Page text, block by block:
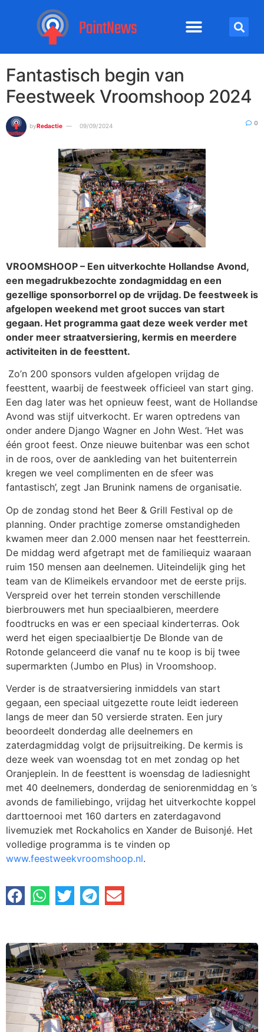
Fantastisch begin van
Feestweek Vroomshoop 2024
byRedactie 09/09/2024 0
VROOMSHOOP – Een uitverkochte Hollandse Avond,
een megadrukbezochte zondagmiddag en een
gezellige sponsorborrel op de vrijdag. De feestweek is
afgelopen weekend met groot succes van start
gegaan. Het programma gaat deze week verder met
onder meer straatversiering, kermis en meerdere
activiteiten in de feesttent.
Zo’n 200 sponsors vulden afgelopen vrijdag de
feesttent, waarbij de feestweek officieel van start ging.
Een dag later was het opnieuw feest, want de Hollandse
Avond was stijf uitverkocht. Er waren optredens van
onder andere Django Wagner en John West. ‘Het was
één groot feest. Onze nieuwe buitenbar was een schot
in de roos, over de aankleding van het buitenterrein
kregen we veel complimenten en de sfeer was
fantastisch’, zegt Jan Brunink namens de organisatie.
Op de zondag stond het Beer & Grill Festival op de
planning. Onder prachtige zomerse omstandigheden
kwamen meer dan 2.000 mensen naar het feestterrein.
De middag werd afgetrapt met de familiequiz waaraan
ruim 150 mensen aan deelnemen. Uiteindelijk ging het
team van de Klimeikels ervandoor met de eerste prijs.
Verspreid over het terrein stonden verschillende
bierbrouwers met hun speciaalbieren, meerdere
foodtrucks en was er een speciaal kinderterras. Ook
werd het eigen speciaalbiertje De Blonde van de
Rotonde gelanceerd die vanaf nu te koop is bij twee
supermarkten (Jumbo en Plus) in Vroomshoop.
Verder is de straatversiering inmiddels van start
gegaan, een speciaal uitgezette route leidt iedereen
langs de meer dan 50 versierde straten. Een jury
beoordeelt donderdag alle deelnemers en
zaterdagmiddag volgt de prijsuitreiking. De kermis is
deze week van woensdag tot en met zondag op het
Oranjeplein. In de feesttent is woensdag de ladiesnight
met 40 deelnemers, donderdag de seniorenmiddag en ’s
avonds de familiebingo, vrijdag het uitverkochte koppel
darttoernooi met 160 darters en zaterdagavond
livemuziek met Rockaholics en Xander de Buisonjé. Het
volledige programma is te vinden op
www.feestweekvroomshoop.nl.